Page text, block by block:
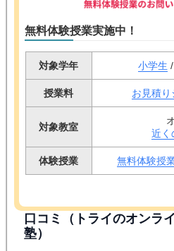
無料体験授業実施中！
対象学年 小学生 /
授業料 お見積り
対象教室
近く
体験授業 無料体験授
口コミ（トライのオンラ
塾）